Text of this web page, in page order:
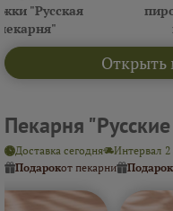
Открыть
"Русская
Пекарня
Доставка сегодня Интервал 2
Подарокот пекарни Подарок